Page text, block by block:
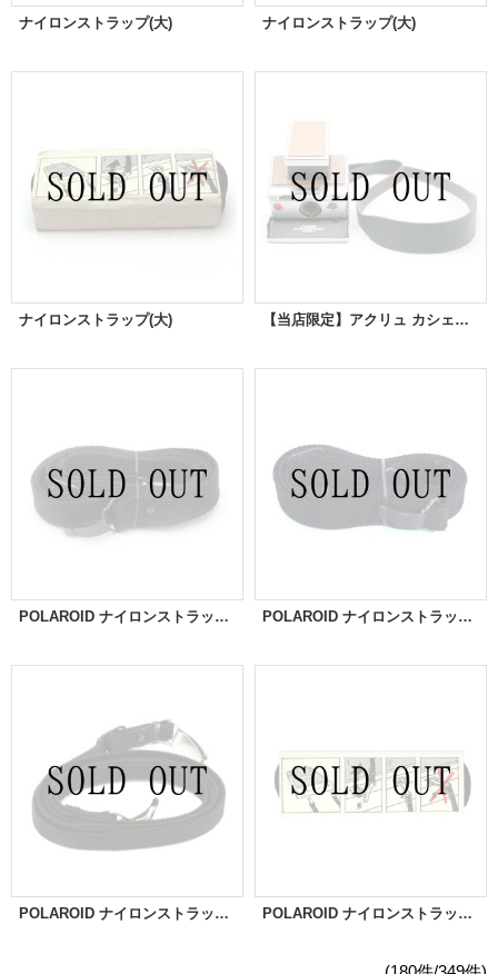
ナイロンストラップ(大) ナイロンストラップ(大)
ナイロンストラップ(大) 【当店限定】アクリュ カシェ・バルジ（SX-70専用カスタム）《Blue Green｜ブルーグリーン》
POLAROID ナイロンストラップ[大] POLAROID ナイロンストラップ[大]
POLAROID ナイロンストラップ[小] POLAROID ナイロンストラップ[小]